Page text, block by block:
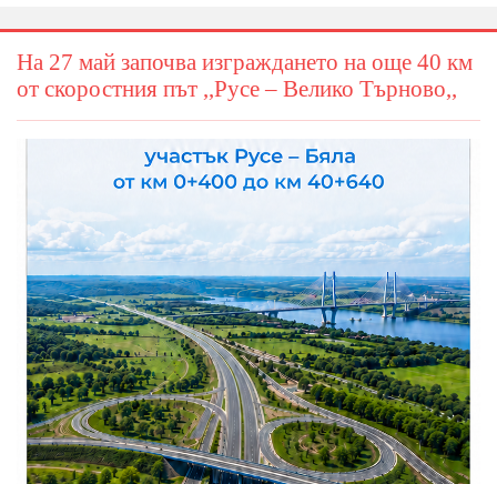
На 27 май започва изграждането на още 40 км
от скоростния път ,,Русе – Велико Търново,,